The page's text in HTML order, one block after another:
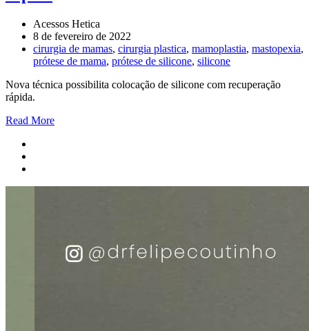
Acessos Hetica
8 de fevereiro de 2022
cirurgia de mamas, cirurgia plastica, mamoplastia, mastopexia,
prótese de mama, prótese de silicone, silicone
Nova técnica possibilita colocação de silicone com recuperação
rápida.
Read More